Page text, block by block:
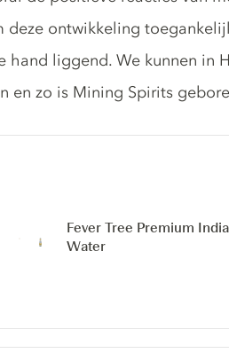
ontwikkeling
hand liggend. We kunnen in
en zo is Mining Spirits
Fever Tree Premium
Water